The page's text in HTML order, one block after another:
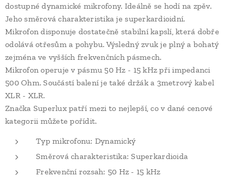
dostupné dynamické mikrofony. Ideálně se hodí na zpěv.
Jeho směrová charakteristika je superkardioidní.
Mikrofon disponuje dostatečně stabilní kapslí, která dobře
odolává otřesům a pohybu. Výsledný zvuk je plný a bohatý
zejména ve vyšších frekvenčních pásmech.
Mikrofon operuje v pásmu 50 Hz - 15 kHz při impedanci
500 Ohm. Součástí balení je také držák a 3metrový kabel
XLR - XLR.
Značka Superlux patří mezi to nejlepší, co v dané cenové
kategorii můžete pořídit.
Typ mikrofonu: Dynamický
Směrová charakteristika: Superkardioida
Frekvenční rozsah: 50 Hz - 15 kHz